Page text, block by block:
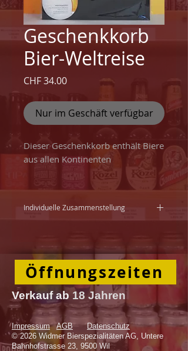
Geschenkkorb
Bier-Weltreise
CHF 34.00Preis
Nur im Geschäft verfügbar
Dieser Geschenkkorb enthält Biere
aus allen Kontinenten
Individuelle Zusammenstellung
Die Geschenkkörbe können auf
Vorbestellung nach Ihren
Wünschen zusammengestellt
werden. Kommen Sie vorbei und
lassen Sie sich inspirieren!
Preisstaffelungen ab 12 Stück
Öffnungszeiten
Verkaufab 18 Jahren
Impressum AGB
Datenschutz
© 2026 Widmer Bierspezialitäten AG, Untere
Bahnhofstrasse 23, 9500 Wil